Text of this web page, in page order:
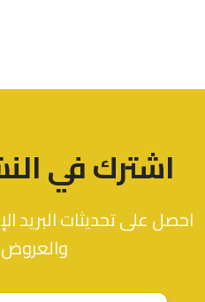
اشترك في
احصل على تحديثات البريد